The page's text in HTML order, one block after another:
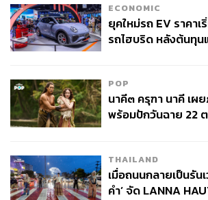
ECONOMIC
ยุคใหม่รถ EV ราคาเ
รถไฮบริด หลังต้นทุ
POP
นาคี๓ ครุฑา นาคี เผ
พร้อมปักวันฉาย 22
THAILAND
เมื่อถนนกลายเป็นรัน
คำ’ จัด LANNA